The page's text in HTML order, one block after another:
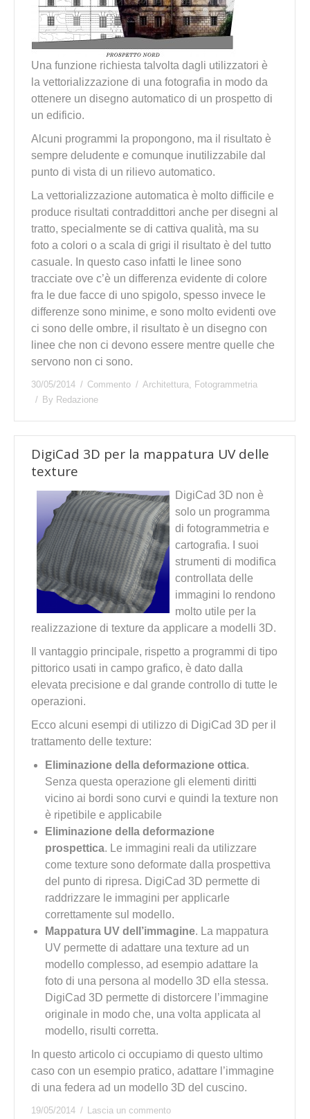
Una funzione richiesta talvolta dagli utilizzatori è
la vettorializzazione di una fotografia in modo da
ottenere un disegno automatico di un prospetto di
un edificio.
Alcuni programmi la propongono, ma il risultato è
sempre deludente e comunque inutilizzabile dal
punto di vista di un rilievo automatico.
La vettorializzazione automatica è molto difficile e
produce risultati contraddittori anche per disegni al
tratto, specialmente se di cattiva qualità, ma su
foto a colori o a scala di grigi il risultato è del tutto
casuale. In questo caso infatti le linee sono
tracciate ove c’è un differenza evidente di colore
fra le due facce di uno spigolo, spesso invece le
differenze sono minime, e sono molto evidenti ove
ci sono delle ombre, il risultato è un disegno con
linee che non ci devono essere mentre quelle che
servono non ci sono.
30/05/2014 Commento Architettura
Fotogrammetria
By Redazione
DigiCad 3D per la mappatura UV delle
texture
DigiCad 3D non è
solo un programma
di fotogrammetria e
cartografia. I suoi
strumenti di modifica
controllata delle
immagini lo rendono
molto utile per la
realizzazione di texture da applicare a modelli 3D.
Il vantaggio principale, rispetto a programmi di tipo
pittorico usati in campo grafico, è dato dalla
elevata precisione e dal grande controllo di tutte le
operazioni.
Ecco alcuni esempi di utilizzo di DigiCad 3D per il
trattamento delle texture:
Eliminazione della deformazione ottica.
Senza questa operazione gli elementi diritti
vicino ai bordi sono curvi e quindi la texture non
è ripetibile e applicabile
Eliminazione della deformazione
prospettica. Le immagini reali da utilizzare
come texture sono deformate dalla prospettiva
del punto di ripresa. DigiCad 3D permette di
raddrizzare le immagini per applicarle
correttamente sul modello.
Mappatura UV dell’immagine. La mappatura
UV permette di adattare una texture ad un
modello complesso, ad esempio adattare la
foto di una persona al modello 3D ella stessa.
DigiCad 3D permette di distorcere l’immagine
originale in modo che, una volta applicata al
modello, risulti corretta.
In questo articolo ci occupiamo di questo ultimo
caso con un esempio pratico, adattare l’immagine
di una federa ad un modello 3D del cuscino.
19/05/2014
Lascia un commento